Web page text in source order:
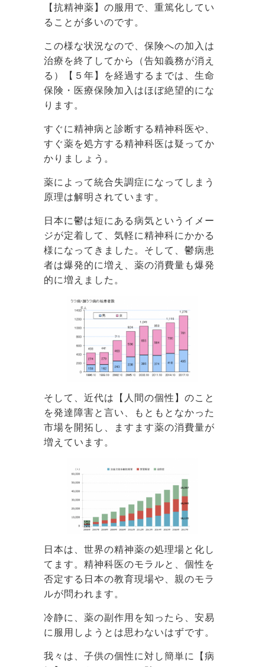
【抗精神薬】の服用で、重篤化してい
ることが多いのです。
この様な状況なので、保険への加入は
治療を終了してから（告知義務が消え
る）【５年】を経過するまでは、生命
保険・医療保険加入はほぼ絶望的にな
ります。
すぐに精神病と診断する精神科医や、
すぐ薬を処方する精神科医は疑ってか
かりましょう。
薬によって統合失調症になってしまう
原理は解明されています。
日本に鬱は短にある病気というイメー
ジが定着して、気軽に精神科にかかる
様になってきました。そして、鬱病患
者は爆発的に増え、薬の消費量も爆発
的に増えました。
そして、近代は【人間の個性】のこと
を発達障害と言い、もともとなかった
市場を開拓し、ますます薬の消費量が
増えています。
日本は、世界の精神薬の処理場と化し
てます。精神科医のモラルと、個性を
否定する日本の教育現場や、親のモラ
ルが問われます。
冷静に、薬の副作用を知ったら、安易
に服用しようとは思わないはずです。
我々は、子供の個性に対し簡単に【病